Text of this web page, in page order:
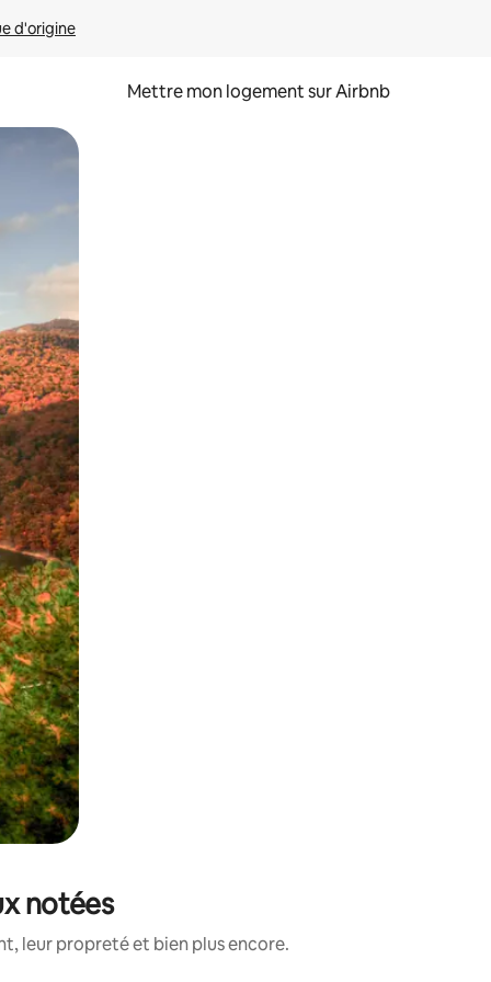
d'origine
Mettre mon logement sur Airbnb
glisser.
notées
leur propreté et bien plus encore.